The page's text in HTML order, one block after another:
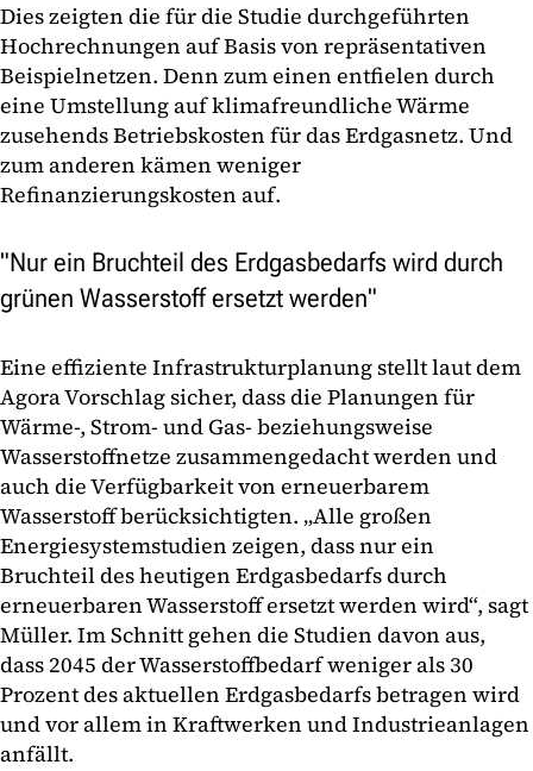
Dies zeigten die für die Studie durchgeführten
Hochrechnungen auf Basis von repräsentativen
Beispielnetzen. Denn zum einen entfielen durch
eine Umstellung auf klimafreundliche Wärme
zusehends Betriebskosten für das Erdgasnetz. Und
zum anderen kämen weniger
Refinanzierungskosten auf.
"Nur ein Bruchteil des Erdgasbedarfs wird durch
grünen Wasserstoff ersetzt werden"
Eine effiziente Infrastrukturplanung stellt laut dem
Agora Vorschlag sicher, dass die Planungen für
Wärme-, Strom- und Gas- beziehungsweise
Wasserstoffnetze zusammengedacht werden und
auch die Verfügbarkeit von erneuerbarem
Wasserstoff berücksichtigten. „Alle großen
Energiesystemstudien zeigen, dass nur ein
Bruchteil des heutigen Erdgasbedarfs durch
erneuerbaren Wasserstoff ersetzt werden wird“, sagt
Müller. Im Schnitt gehen die Studien davon aus,
dass 2045 der Wasserstoffbedarf weniger als 30
Prozent des aktuellen Erdgasbedarfs betragen wird
und vor allem in Kraftwerken und Industrieanlagen
anfällt.